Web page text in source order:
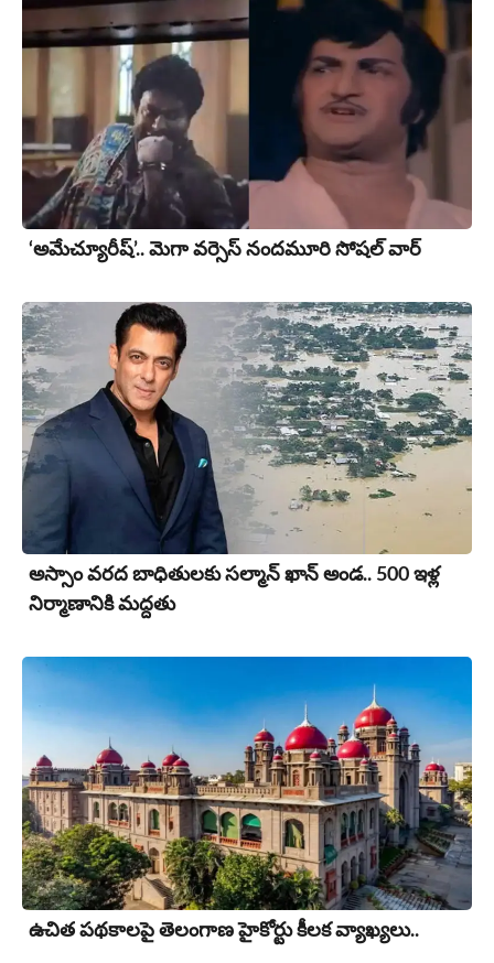
‘అమేచ్యూరీష్’.. మెగా వర్సెస్ నందమూరి సోషల్ వార్
అస్సాం వరద బాధితులకు సల్మాన్ ఖాన్ అండ.. 500 ఇళ్ల
నిర్మాణానికి మద్దతు
ఉచిత పథకాలపై తెలంగాణ హైకోర్టు కీలక వ్యాఖ్యలు..